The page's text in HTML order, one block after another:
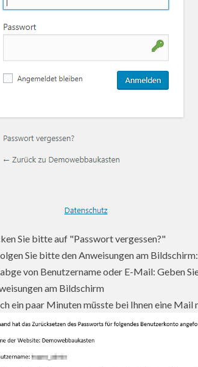
Sie bitte auf "Passwort vergessen?"
Sie bitte den Anweisungen am Bildschirm:
von Benutzername oder E-Mail: Geben
am Bildschirm
ein paar Minuten müsste bei Ihnen eine